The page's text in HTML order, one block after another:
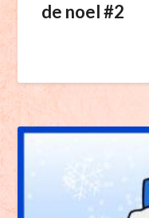
de noel #2